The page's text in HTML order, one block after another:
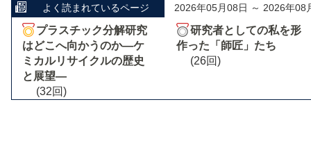
よく読まれているページ 2026年05月08日 ～ 2026年08
プラスチック分解研究
はどこへ向かうのか―ケ
ミカルリサイクルの歴史
と展望―
(32回)
研究者としての私を形
作った「師匠」たち
(26回)